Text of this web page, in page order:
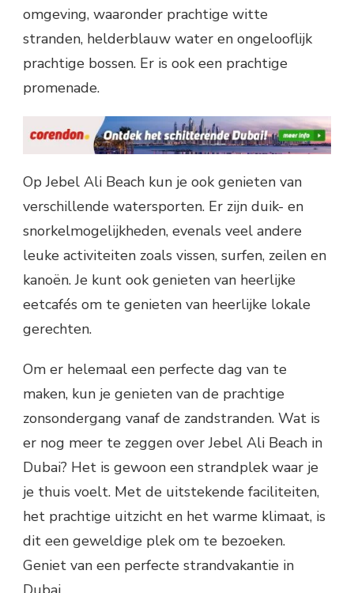
omgeving, waaronder prachtige witte
stranden, helderblauw water en ongelooflijk
prachtige bossen. Er is ook een prachtige
promenade.
Op Jebel Ali Beach kun je ook genieten van
verschillende watersporten. Er zijn duik- en
snorkelmogelijkheden, evenals veel andere
leuke activiteiten zoals vissen, surfen, zeilen en
kanoën. Je kunt ook genieten van heerlijke
eetcafés om te genieten van heerlijke lokale
gerechten.
Om er helemaal een perfecte dag van te
maken, kun je genieten van de prachtige
zonsondergang vanaf de zandstranden. Wat is
er nog meer te zeggen over Jebel Ali Beach in
Dubai? Het is gewoon een strandplek waar je
je thuis voelt. Met de uitstekende faciliteiten,
het prachtige uitzicht en het warme klimaat, is
dit een geweldige plek om te bezoeken.
Geniet van een perfecte strandvakantie in